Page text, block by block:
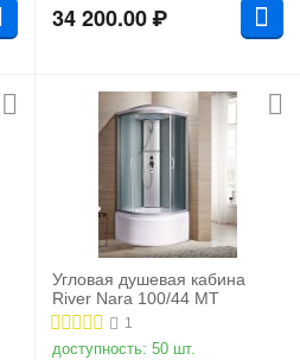
34 200.00₽
Угловая душевая кабина
River Nara 100/44 MT
1
доступность: 50 шт.